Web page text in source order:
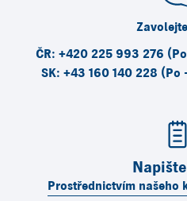
ČR: +420 225 993 276
SK: +43 160 140 228
Prostřednictvím